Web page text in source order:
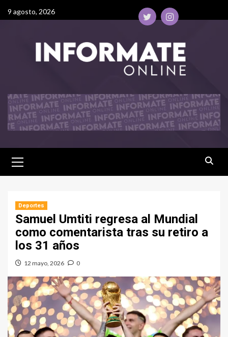
9 agosto, 2026
Deportes
Samuel Umtiti regresa al Mundial
como comentarista tras su retiro a
los 31 años
12 mayo, 2026 0